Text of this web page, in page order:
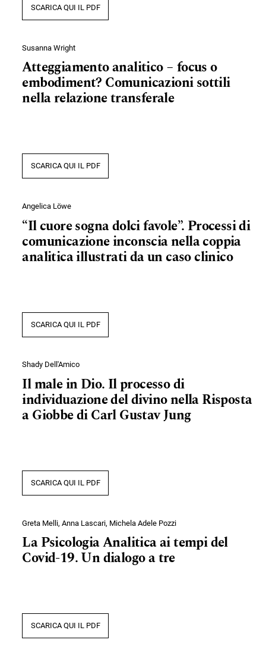
SCARICA QUI IL PDF
Susanna Wright
Atteggiamento analitico ‒ focus o
embodiment? Comunicazioni sottili
nella relazione transferale
SCARICA QUI IL PDF
Angelica Löwe
“Il cuore sogna dolci favole”. Processi di
comunicazione inconscia nella coppia
analitica illustrati da un caso clinico
SCARICA QUI IL PDF
Shady Dell'Amico
Il male in Dio. Il processo di
individuazione del divino nella Risposta
a Giobbe di Carl Gustav Jung
SCARICA QUI IL PDF
Greta Melli, Anna Lascari, Michela Adele Pozzi
La Psicologia Analitica ai tempi del
Covid-19. Un dialogo a tre
SCARICA QUI IL PDF